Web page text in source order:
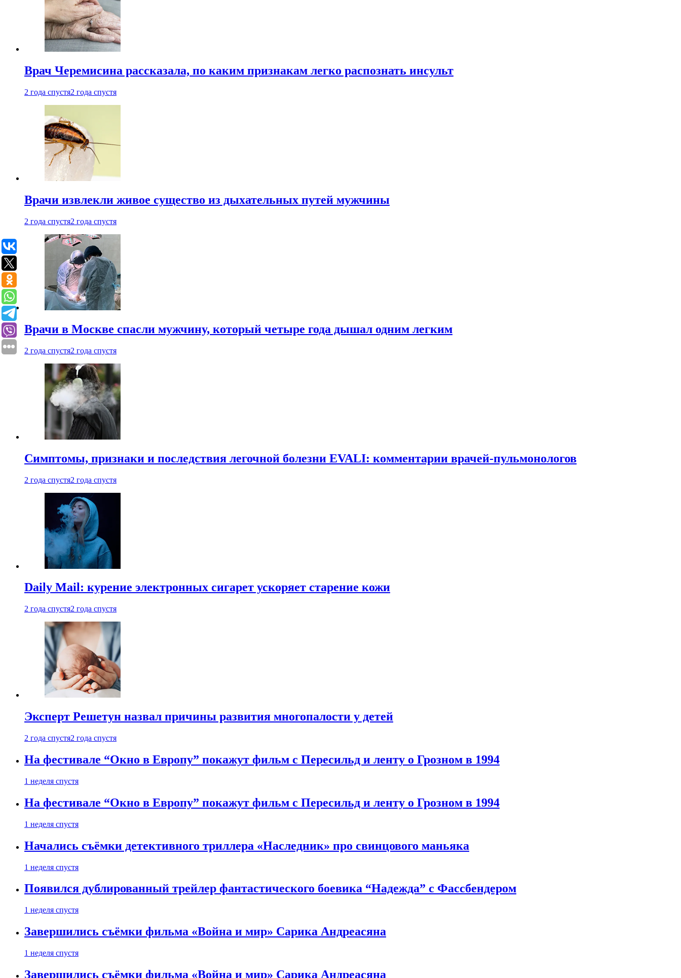
Врач Черемисина рассказала, по каким признакам легко распознать инсульт
2 года спустя2 года спустя
Врачи извлекли живое существо из дыхательных путей мужчины
2 года спустя2 года спустя
Врачи в Москве спасли мужчину, который четыре года дышал одним легким
2 года спустя2 года спустя
Симптомы, признаки и последствия легочной болезни EVALI: комментарии врачей-пульмонологов
2 года спустя2 года спустя
Daily Mail: курение электронных сигарет ускоряет старение кожи
2 года спустя2 года спустя
Эксперт Решетун назвал причины развития многопалости у детей
2 года спустя2 года спустя
На фестивале “Окно в Европу” покажут фильм с Пересильд и ленту о Грозном в 1994
1 неделя спустя
На фестивале “Окно в Европу” покажут фильм с Пересильд и ленту о Грозном в 1994
1 неделя спустя
Начались съёмки детективного триллера «Наследник» про свинцового маньяка
1 неделя спустя
Появился дублированный трейлер фантастического боевика “Надежда” с Фассбендером
1 неделя спустя
Завершились съёмки фильма «Война и мир» Сарика Андреасяна
1 неделя спустя
Завершились съёмки фильма «Война и мир» Сарика Андреасяна